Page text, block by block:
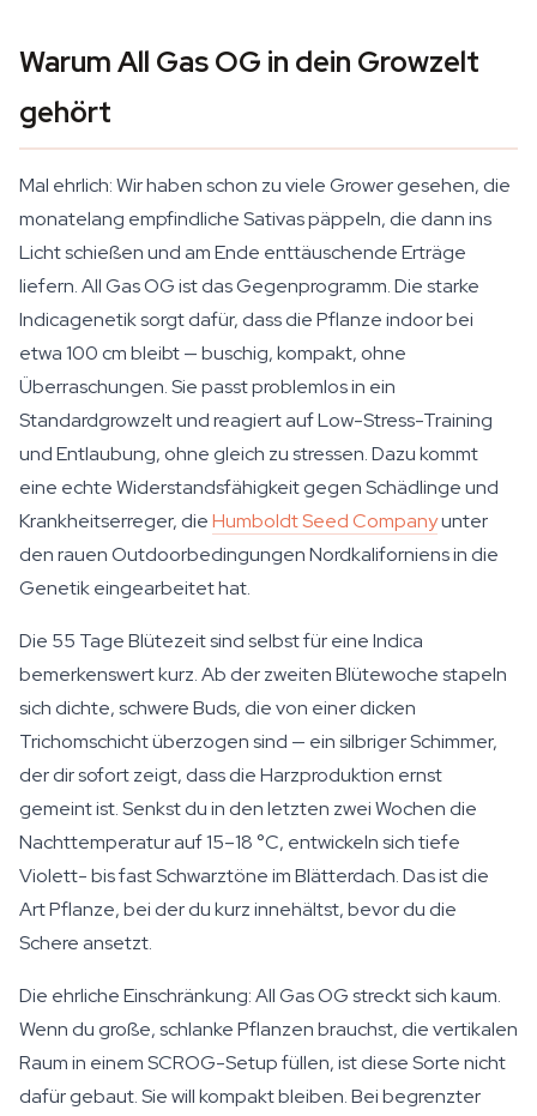
Warum All Gas OG in dein Growzelt
gehört
Mal ehrlich: Wir haben schon zu viele Grower gesehen, die
monatelang empfindliche Sativas päppeln, die dann ins
Licht schießen und am Ende enttäuschende Erträge
liefern. All Gas OG ist das Gegenprogramm. Die starke
Indicagenetik sorgt dafür, dass die Pflanze indoor bei
etwa 100 cm bleibt — buschig, kompakt, ohne
Überraschungen. Sie passt problemlos in ein
Standardgrowzelt und reagiert auf Low-Stress-Training
und Entlaubung, ohne gleich zu stressen. Dazu kommt
eine echte Widerstandsfähigkeit gegen Schädlinge und
Krankheitserreger, dieHumboldt Seed Companyunter
den rauen Outdoorbedingungen Nordkaliforniens in die
Genetik eingearbeitet hat.
Die 55 Tage Blütezeit sind selbst für eine Indica
bemerkenswert kurz. Ab der zweiten Blütewoche stapeln
sich dichte, schwere Buds, die von einer dicken
Trichomschicht überzogen sind — ein silbriger Schimmer,
der dir sofort zeigt, dass die Harzproduktion ernst
gemeint ist. Senkst du in den letzten zwei Wochen die
Nachttemperatur auf 15–18 °C, entwickeln sich tiefe
Violett- bis fast Schwarztöne im Blätterdach. Das ist die
Art Pflanze, bei der du kurz innehältst, bevor du die
Schere ansetzt.
Die ehrliche Einschränkung: All Gas OG streckt sich kaum.
Wenn du große, schlanke Pflanzen brauchst, die vertikalen
Raum in einem SCROG-Setup füllen, ist diese Sorte nicht
dafür gebaut. Sie will kompakt bleiben. Bei begrenzter